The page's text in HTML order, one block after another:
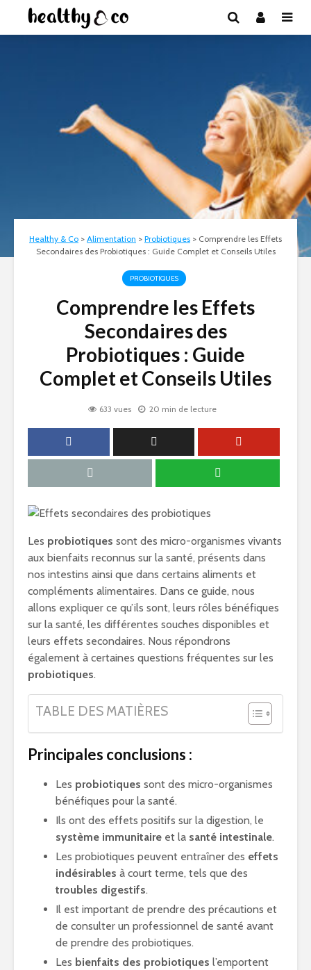
Healthy & Co > Alimentation > Probiotiques > Comprendre les Effets
Secondaires des Probiotiques : Guide Complet et Conseils Utiles
PROBIOTIQUES
Comprendre les Effets
Secondaires des
Probiotiques : Guide
Complet et Conseils Utiles
633 vues 20 min de lecture
Les probiotiques sont des micro-organismes vivants
aux bienfaits reconnus sur la santé, présents dans
nos intestins ainsi que dans certains aliments et
compléments alimentaires. Dans ce guide, nous
allons expliquer ce qu’ils sont, leurs rôles bénéfiques
sur la santé, les différentes souches disponibles et
leurs effets secondaires. Nous répondrons
également à certaines questions fréquentes sur les
probiotiques.
TABLE DES MATIÈRES
Principales conclusions :
Les probiotiques sont des micro-organismes
bénéfiques pour la santé.
Ils ont des effets positifs sur la digestion, le
système immunitaire et la santé intestinale.
Les probiotiques peuvent entraîner des effets
indésirables à court terme, tels que des
troubles digestifs.
Il est important de prendre des précautions et
de consulter un professionnel de santé avant
de prendre des probiotiques.
Les bienfaits des probiotiques l’emportent